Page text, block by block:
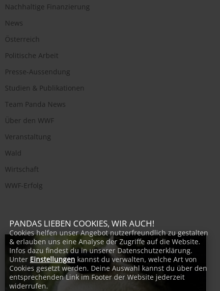
Nachhaltige Finanzierung
News
Österreich
Politische Arbeit
Presse-Aussendung
Studien & Publikationen
Team Panda News
Über den WWF
Veranstaltung
Wald
Wirtschaft
WWF-Erfolg
PANDAS LIEBEN COOKIES, WIR AUCH!
Cookies helfen unser Angebot nutzerfreundlich zu gestalten
& erlauben uns eine Analyse der Zugriffe auf die Website.
Infos dazu findest du in unserer Datenschutzerklärung.
Unter Einstellungen kannst du verwalten, welche Art von
Cookies gesetzt werden. Deine Auswahl kannst du über den
entsprechenden Link im Footer der Website jederzeit
widerrufen.